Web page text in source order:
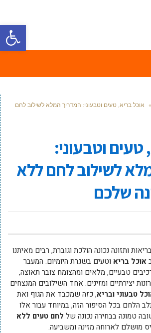
פתח
» אוכל בריא, טעים וטבעוני: המדריך המלא לשילוב לחם
טעים וטבעוני:
לשילוב לחם ללא
שלכם
ותזונה נכונה הולכת וגוברת, רבים מאיתנו
אוכל בריא וטעים בשגרת היומיום. המעבר
טבעיים, מלאים ומהצומח צובר תאוצה,
יצירתיים ומזינים. אחד השילובים המנצחים
טבעוני ובריא, כזה שמכבד את הגוף ואת
הלחם בכל הסיפור הזה, במיוחד עבור אלו
טמונה בבחירה נכונה של לחם טעים ללא
מושלם לארוחה מזינה ומשביעה.